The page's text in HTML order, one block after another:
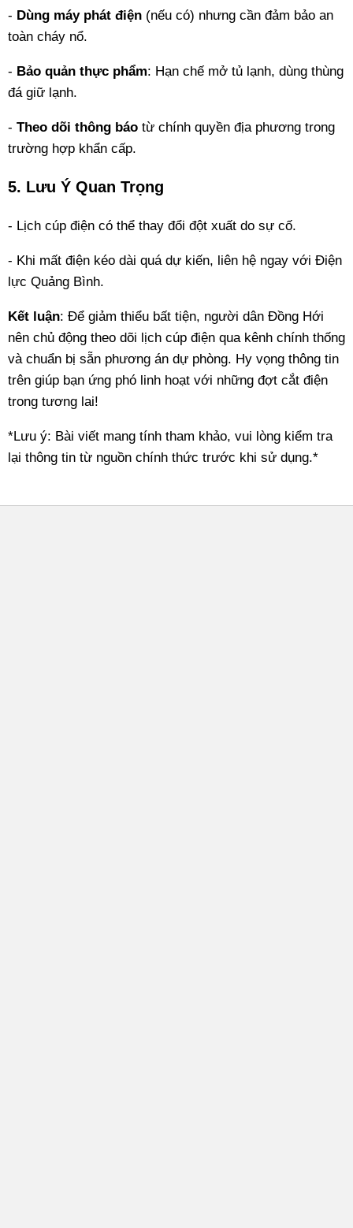
- Dùng máy phát điện (nếu có) nhưng cần đảm bảo an
toàn cháy nổ.
- Bảo quản thực phẩm: Hạn chế mở tủ lạnh, dùng thùng
đá giữ lạnh.
- Theo dõi thông báo từ chính quyền địa phương trong
trường hợp khẩn cấp.
5. Lưu Ý Quan Trọng
- Lịch cúp điện có thể thay đổi đột xuất do sự cố.
- Khi mất điện kéo dài quá dự kiến, liên hệ ngay với Điện
lực Quảng Bình.
Kết luận: Để giảm thiểu bất tiện, người dân Đồng Hới
nên chủ động theo dõi lịch cúp điện qua kênh chính thống
và chuẩn bị sẵn phương án dự phòng. Hy vọng thông tin
trên giúp bạn ứng phó linh hoạt với những đợt cắt điện
trong tương lai!
*Lưu ý: Bài viết mang tính tham khảo, vui lòng kiểm tra
lại thông tin từ nguồn chính thức trước khi sử dụng.*